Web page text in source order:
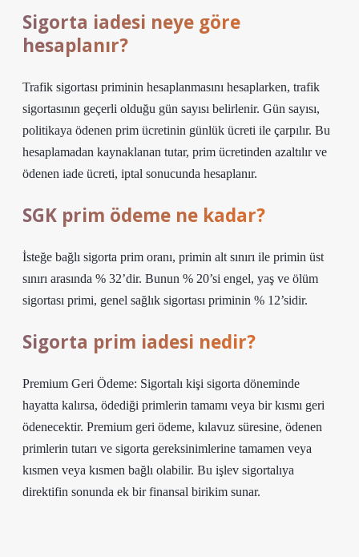
Sigorta iadesi neye göre
hesaplanır?
Trafik sigortası priminin hesaplanmasını hesaplarken, trafik
sigortasının geçerli olduğu gün sayısı belirlenir. Gün sayısı,
politikaya ödenen prim ücretinin günlük ücreti ile çarpılır. Bu
hesaplamadan kaynaklanan tutar, prim ücretinden azaltılır ve
ödenen iade ücreti, iptal sonucunda hesaplanır.
SGK prim ödeme ne kadar?
İsteğe bağlı sigorta prim oranı, primin alt sınırı ile primin üst
sınırı arasında % 32’dir. Bunun % 20’si engel, yaş ve ölüm
sigortası primi, genel sağlık sigortası priminin % 12’sidir.
Sigorta prim iadesi nedir?
Premium Geri Ödeme: Sigortalı kişi sigorta döneminde
hayatta kalırsa, ödediği primlerin tamamı veya bir kısmı geri
ödenecektir. Premium geri ödeme, kılavuz süresine, ödenen
primlerin tutarı ve sigorta gereksinimlerine tamamen veya
kısmen veya kısmen bağlı olabilir. Bu işlev sigortalıya
direktifin sonunda ek bir finansal birikim sunar.